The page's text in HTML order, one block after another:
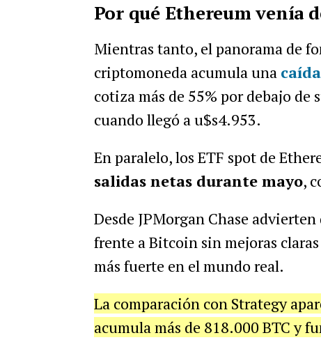
Por qué Ethereum venía
Mientras tanto, el panorama de
criptomoneda acumula una
cotiza más de 55% por debajo
cuando llegó a u$s4.953.
En paralelo, los ETF spot de
salidas netas durante mayo,
Desde JPMorgan Chase
frente a Bitcoin sin mejoras
más fuerte en el mundo real.
La comparación con Strategy
acumula más de 818.000 BTC y